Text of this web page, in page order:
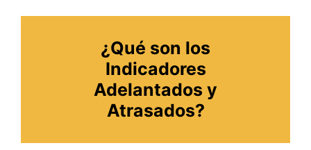
¿Qué son los
Indicadores
Adelantados y
Atrasados?